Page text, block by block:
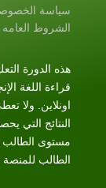
سياسة
الشروط العامه
هذه الدورة
قراءة اللغة
اونلاين. ولا
النتائج التي
مستوى الطالب
الطالب للمنصة